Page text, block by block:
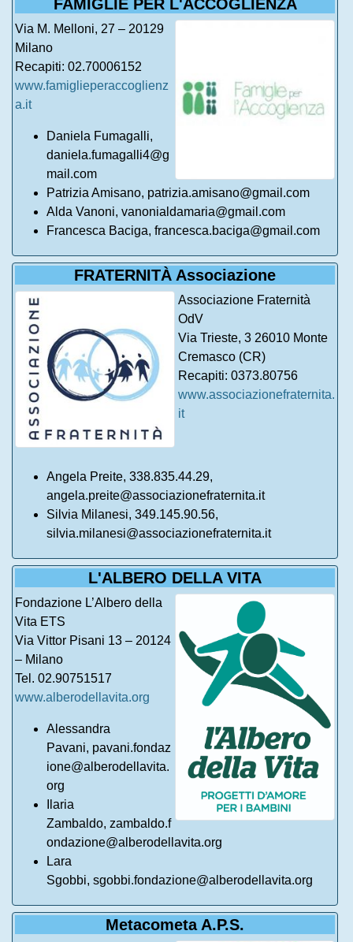
FAMIGLIE PER L'ACCOGLIENZA
Via M. Melloni, 27 – 20129
Milano
Recapiti: 02.70006152
www.famiglieperaccoglienz
a.it
Daniela Fumagalli,
daniela.fumagalli4@g
mail.com
Patrizia Amisano, patrizia.amisano@gmail.com
Alda Vanoni, vanonialdamaria@gmail.com
Francesca Baciga, francesca.baciga@gmail.com
FRATERNITÀ Associazione
Associazione Fraternità
OdV
Via Trieste, 3 26010 Monte
Cremasco (CR)
Recapiti: 0373.80756
www.associazionefraternita.
it
Angela Preite, 338.835.44.29,
angela.preite@associazionefraternita.it
Silvia Milanesi, 349.145.90.56,
silvia.milanesi@associazionefraternita.it
L'ALBERO DELLA VITA
Fondazione L’Albero della
Vita ETS
Via Vittor Pisani 13 – 20124
– Milano
Tel. 02.90751517
www.alberodellavita.org
Alessandra
Pavani, pavani.fondaz
ione@alberodellavita.
org
Ilaria
Zambaldo, zambaldo.f
ondazione@alberodellavita.org
Lara
Sgobbi, sgobbi.fondazione@alberodellavita.org
Metacometa A.P.S.